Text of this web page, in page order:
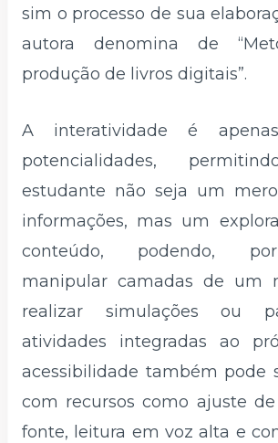
sim o processo de sua
autora denomina de
produção de livros digitais”.
A interatividade é
potencialidades,
estudante não seja um
informações, mas um
conteúdo, podendo,
manipular camadas de um
realizar simulações ou
atividades integradas ao
acessibilidade também pode
com recursos como ajuste
fonte, leitura em voz alta e